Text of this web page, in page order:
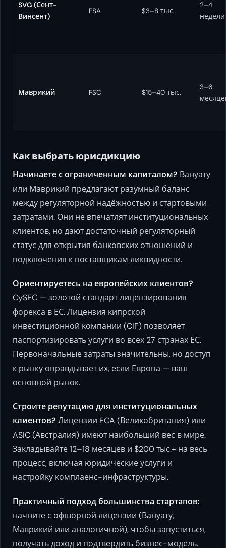
SVG (Сент-
Винсент)
FSA $3–8 тыс.
2–4
недели
Маврикий FSC $15–40 тыс.
3–6
Как выбрать юрисдикцию
Начинаете с ограниченным капиталом? Вануату
или Маврикий предлагают разумный баланс
между регуляторной надёжностью и стартовыми
затратами. Они не впечатлят институциональных
клиентов, но дают достаточный регуляторный
статус для открытия банковских отношений и
подключения к поставщикам ликвидности.
Ориентируетесь на европейских клиентов?
CySEC — золотой стандарт лицензирования
форекса в ЕС. Лицензия кипрской
инвестиционной компании (CIF) позволяет
паспортизировать услуги во всех 27 странах ЕС.
Первоначальные затраты значительны, но доступ
к рынку оправдывает их, если Европа — ваш
основной рынок.
Строите репутацию для институциональных
клиентов? Лицензии FCA (Великобритания) или
ASIC (Австралия) имеют наибольший вес в мире.
Закладывайте 12–18 месяцев и $200 тыс.+ на весь
процесс, включая юридические услуги и
настройку комплаенс-инфраструктуры.
Практичный подход большинства стартапов:
начните с офшорной лицензии (Вануату,
Маврикий или аналогичной), чтобы запуститься,
получать доход и подтвердить бизнес-модель.